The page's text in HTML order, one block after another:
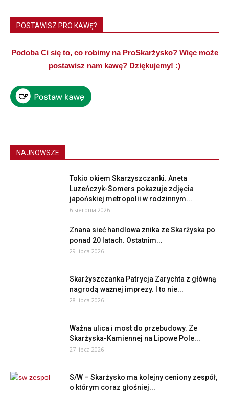
POSTAWISZ PRO KAWĘ?
Podoba Ci się to, co robimy na ProSkarżysko? Więc może
postawisz nam kawę? Dziękujemy! :)
NAJNOWSZE
Tokio okiem Skarżyszczanki. Aneta
Luzeńczyk-Somers pokazuje zdjęcia
japońskiej metropolii w rodzinnym...
6 sierpnia 2026
Znana sieć handlowa znika ze Skarżyska po
ponad 20 latach. Ostatnim...
29 lipca 2026
Skarżyszczanka Patrycja Zarychta z główną
nagrodą ważnej imprezy. I to nie...
28 lipca 2026
Ważna ulica i most do przebudowy. Ze
Skarżyska-Kamiennej na Lipowe Pole...
27 lipca 2026
S/W – Skarżysko ma kolejny ceniony zespół,
o którym coraz głośniej...